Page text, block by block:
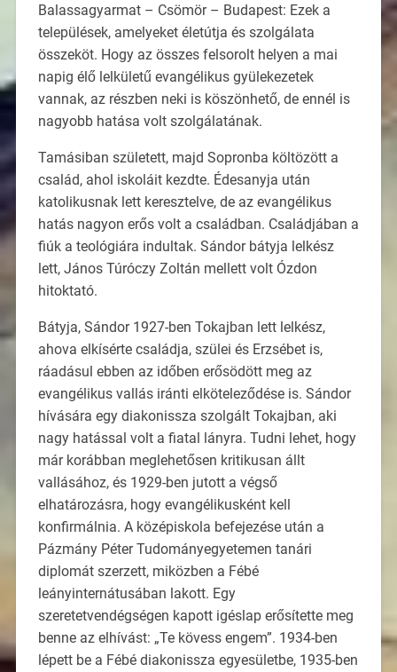
Balassagyarmat – Csömör – Budapest: Ezek a
települések, amelyeket életútja és szolgálata
összeköt. Hogy az összes felsorolt helyen a mai
napig élő lelkületű evangélikus gyülekezetek
vannak, az részben neki is köszönhető, de ennél is
nagyobb hatása volt szolgálatának.
Tamásiban született, majd Sopronba költözött a
család, ahol iskoláit kezdte. Édesanyja után
katolikusnak lett keresztelve, de az evangélikus
hatás nagyon erős volt a családban. Családjában a
fiúk a teológiára indultak. Sándor bátyja lelkész
lett, János Túróczy Zoltán mellett volt Ózdon
hitoktató.
Bátyja, Sándor 1927-ben Tokajban lett lelkész,
ahova elkísérte családja, szülei és Erzsébet is,
ráadásul ebben az időben erősödött meg az
evangélikus vallás iránti elköteleződése is. Sándor
hívására egy diakonissza szolgált Tokajban, aki
nagy hatással volt a fiatal lányra. Tudni lehet, hogy
már korábban meglehetősen kritikusan állt
vallásához, és 1929-ben jutott a végső
elhatározásra, hogy evangélikusként kell
konfirmálnia. A középiskola befejezése után a
Pázmány Péter Tudományegyetemen tanári
diplomát szerzett, miközben a Fébé
leányinternátusában lakott. Egy
szeretetvendégségen kapott igéslap erősítette meg
benne az elhívást: „Te kövess engem”. 1934-ben
lépett be a Fébé diakonissza egyesületbe, 1935-ben